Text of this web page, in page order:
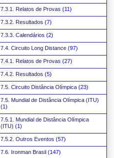
7.3.1. Relatos de Provas (11)
7.3.2. Resultados (7)
7.3.3. Calendários (2)
7.4. Circuito Long Distance (97)
7.4.1. Relatos de Provas (27)
7.4.2. Resultados (5)
7.5. Circuito Distância Olímpica (23)
7.5. Mundial de Distância Olímpica (ITU)
(1)
7.5.1. Mundial de Distância Olímpica
(ITU) (1)
7.5.2. Outros Eventos (57)
7.6. Ironman Brasil (147)